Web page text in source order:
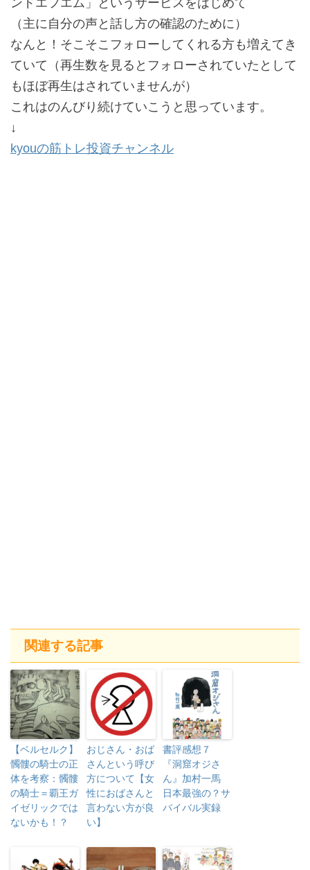
ンドエフエム」というサービスをはじめて
（主に自分の声と話し方の確認のために）
なんと！そこそこフォローしてくれる方も増えてき
ていて（再生数を見るとフォローされていたとして
もほぼ再生はされていませんが）
これはのんびり続けていこうと思っています。
↓
kyouの筋トレ投資チャンネル
関連する記事
【ベルセルク】
髑髏の騎士の正
体を考察：髑髏
の騎士＝覇王ガ
イゼリックでは
ないかも！？
おじさん・おば
さんという呼び
方について【女
性におばさんと
言わない方が良
い】
書評感想７
『洞窟オジさ
ん』加村一馬
日本最強の？サ
バイバル実録